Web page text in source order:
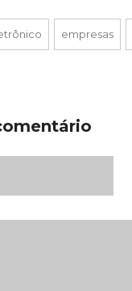
empresas